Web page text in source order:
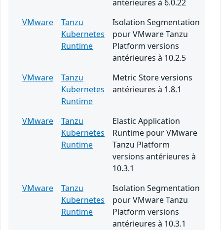
antérieures à 6.0.22
VMware
Tanzu
Kubernetes
Runtime
Isolation Segmentation
pour VMware Tanzu
Platform versions
antérieures à 10.2.5
VMware
Tanzu
Kubernetes
Runtime
Metric Store versions
antérieures à 1.8.1
VMware
Tanzu
Kubernetes
Runtime
Elastic Application
Runtime pour VMware
Tanzu Platform
versions antérieures à
10.3.1
VMware
Tanzu
Kubernetes
Runtime
Isolation Segmentation
pour VMware Tanzu
Platform versions
antérieures à 10.3.1